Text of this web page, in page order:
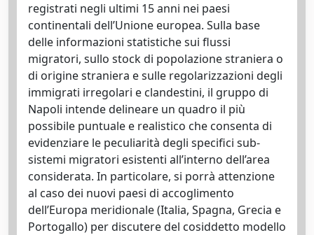
registrati negli ultimi 15 anni nei paesi
continentali dell’Unione europea. Sulla base
delle informazioni statistiche sui flussi
migratori, sullo stock di popolazione straniera o
di origine straniera e sulle regolarizzazioni degli
immigrati irregolari e clandestini, il gruppo di
Napoli intende delineare un quadro il più
possibile puntuale e realistico che consenta di
evidenziare le peculiarità degli specifici sub-
sistemi migratori esistenti all’interno dell’area
considerata. In particolare, si porrà attenzione
al caso dei nuovi paesi di accoglimento
dell’Europa meridionale (Italia, Spagna, Grecia e
Portogallo) per discutere del cosiddetto modello